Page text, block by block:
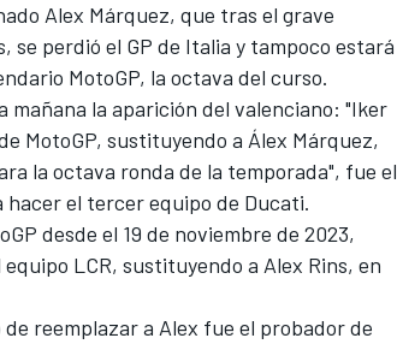
Alex Márquez, que tras el grave
perdió el GP de Italia y tampoco estará
MotoGP, la octava del curso.
mañana la aparición del valenciano: "Iker
MotoGP, sustituyendo a Álex Márquez,
la octava ronda de la temporada", fue el
hacer el tercer equipo de Ducati.
desde el 19 de noviembre de 2023,
equipo LCR, sustituyendo a Alex Rins, en
reemplazar a Alex fue el probador de